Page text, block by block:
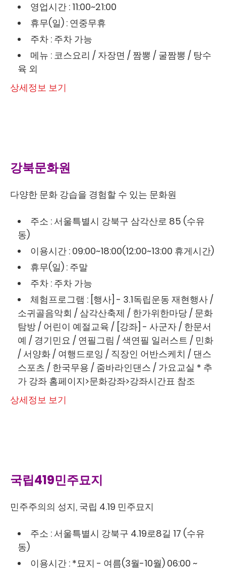
영업시간 : 11:00~21:00
휴무(일) : 연중무휴
주차 : 주차 가능
메뉴 : 코스요리 / 자장면 / 짬뽕 / 굴짬뽕 / 탕수
육 외
상세정보 보기
강북문화원
다양한 문화 강습을 경험할 수 있는 문화원
주소 : 서울특별시 강북구 삼각산로 85 (수유
동)
이용시간 : 09:00~18:00(12:00~13:00 휴게시간)
휴무(일) : 주말
주차 : 주차 가능
체험프로그램 : [행사] - 3.1독립운동 재현행사 /
소귀골음악회 / 삼각산축제 / 한가위한마당 / 문화
탐방 / 어린이 예절교육 / [강좌] - 사군자 / 한문서
예 / 경기민요 / 연필그림 / 색연필 일러스트 / 민화
/ 서양화 / 여행드로잉 / 직장인 어반스케치 / 댄스
스포츠 / 한국무용 / 줌바라인댄스 / 가요교실 * 추
가 강좌 홈페이지>문화강좌>강좌시간표 참조
상세정보 보기
국립419민주묘지
민주주의의 성지, 국립 4.19 민주묘지
주소 : 서울특별시 강북구 4.19로8길 17 (수유
동)
이용시간 : *묘지 - 여름(3월-10월) 06:00 ~